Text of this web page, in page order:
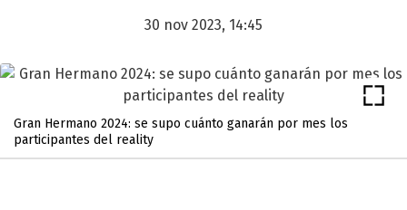
30 nov 2023, 14:45
Gran Hermano 2024: se supo cuánto ganarán por mes los
participantes del reality